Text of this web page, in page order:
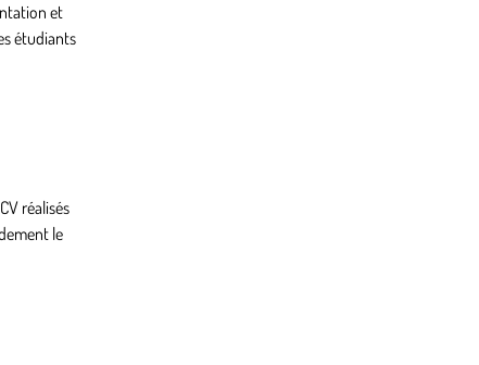
et
étudiants
réalisés
le